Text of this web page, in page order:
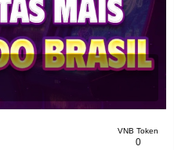
VNB Token
0